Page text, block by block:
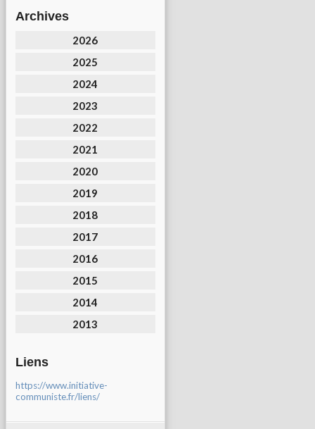
Archives
2026
2025
2024
2023
2022
2021
2020
2019
2018
2017
2016
2015
2014
2013
Liens
https://www.initiative-
communiste.fr/liens/